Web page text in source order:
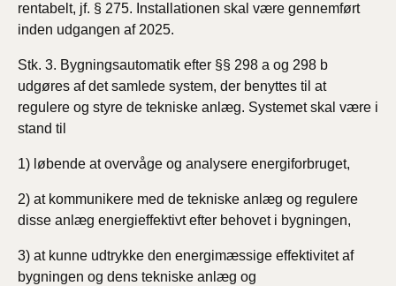
rentabelt, jf. § 275. Installationen skal være gennemført
inden udgangen af 2025.
Stk. 3. Bygningsautomatik efter §§ 298 a og 298 b
udgøres af det samlede system, der benyttes til at
regulere og styre de tekniske anlæg. Systemet skal være i
stand til
1) løbende at overvåge og analysere energiforbruget,
2) at kommunikere med de tekniske anlæg og regulere
disse anlæg energieffektivt efter behovet i bygningen,
3) at kunne udtrykke den energimæssige effektivitet af
bygningen og dens tekniske anlæg og